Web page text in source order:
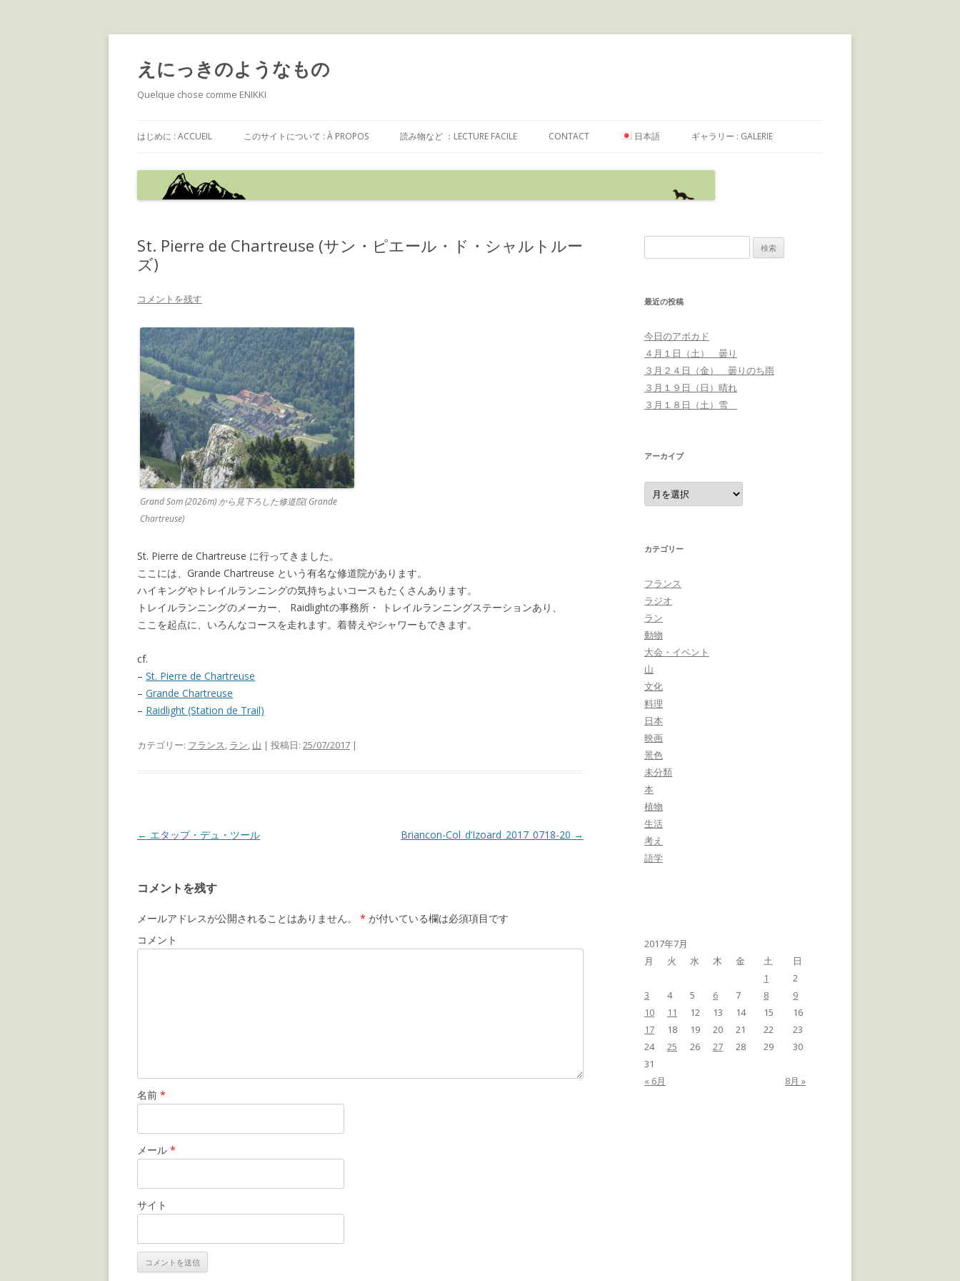
えにっきのようなもの
Quelque chose comme ENIKKI
ン
へ
ッ
はじめに : ACCUEIL このサイトについて : À PROPOS 読み物など ：LECTURE FACILE CONTACT 日本語
FRANÇAIS
ギャラリー : GALERIE
St. Pierre de Chartreuse (サン・ピエール・ド・シャルトルー
ズ)
コメントを残す
Grand Som (2026m) から見下ろした修道院( Grande
Chartreuse)
St. Pierre de Chartreuse に行ってきました。
ここには、Grande Chartreuse という有名な修道院があります。
ハイキングやトレイルランニングの気持ちよいコースもたくさんあります。
トレイルランニングのメーカー、 Raidlightの事務所・ トレイルランニングステーションあり、
ここを起点に、いろんなコースを走れます。着替えやシャワーもできます。
cf.
– St. Pierre de Chartreuse
– Grande Chartreuse
– Raidlight (Station de Trail)
カテゴリー: フランス, ラン, 山 | 投稿日: 25/07/2017 |
投
ビ
ゲ
ー
シ
← エタップ・デュ・ツール Briancon-Col_d’Izoard_2017_0718-20 →
コメントを残す
メールアドレスが公開されることはありません。 * が付いている欄は必須項目です
コメント
名前 *
メール *
サイト
索
最近の投稿
今日のアボカド
４月１日（土） 曇り
３月２４日（金） 曇りのち雨
３月１９日（日）晴れ
３月１８日（土）雪
アーカイブ
ア
ー
カ
カテゴリー
フランス
ラジオ
ラン
動物
大会・イベント
山
文化
料理
日本
映画
景色
未分類
本
植物
生活
考え
語学
2017年7月
月
火 水 木 金 土 日
« 6月 8月 »
1
2
3
4 5 6 7 8
9
10
11 12 13 14 15
16
17
18 19 20 21 22
23
24
25 26 27 28 29
30
31